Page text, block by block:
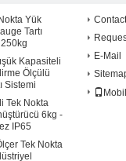
Yük
Tartı
Kapasiteli
Ölçülü
Sistemi
Tek Nokta
6kg -
IP65
Tek Nokta
E-Mail